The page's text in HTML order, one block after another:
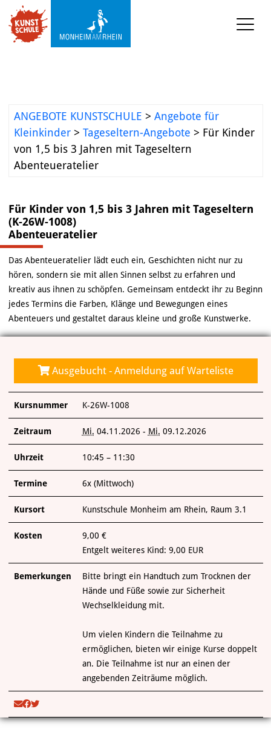
KUNSTWERKSTATT TURMSTRASSE
KUNSTVERMITTLUNG
ANGEBOTE KUNSTSCHULE > Angebote für
Kleinkinder > Tageseltern-Angebote > Für Kinder
von 1,5 bis 3 Jahren mit Tageseltern
Abenteueratelier
Für Kinder von 1,5 bis 3 Jahren mit Tageseltern
(K-26W-1008)
Abenteueratelier
Das Abenteueratelier lädt euch ein, Geschichten nicht nur zu
hören, sondern sie mit allen Sinnen selbst zu erfahren und
kreativ aus ihnen zu schöpfen. Gemeinsam entdeckt ihr zu Beginn
jedes Termins die Farben, Klänge und Bewegungen eines
Abenteuers und gestaltet daraus kleine und große Kunstwerke.
Ausgebucht - Anmeldung auf Warteliste
Kursnummer K-26W-1008
Zeitraum Mi. 04.11.2026 - Mi. 09.12.2026
Uhrzeit 10:45 – 11:30
Termine 6x (Mittwoch)
Kursort Kunstschule Monheim am Rhein, Raum 3.1
Kosten
9,00 €
Entgelt weiteres Kind: 9,00 EUR
Bemerkungen
Bitte bringt ein Handtuch zum Trocknen der
Hände und Füße sowie zur Sicherheit
Wechselkleidung mit.
Um vielen Kindern die Teilnahme zu
ermöglichen, bieten wir einige Kurse doppelt
an. Die Teilnahme ist nur an einen der
angebenden Zeiträume möglich.